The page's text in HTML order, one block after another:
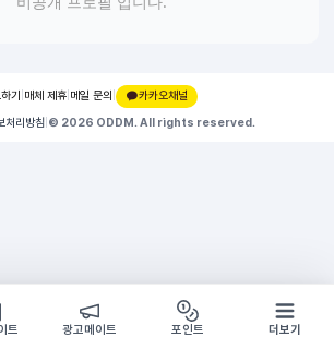
기 매체 제휴 메일 문의 |
카카오채널
처리방침 © 2026 ODDM. All rights reserved.
쇼핑몰 구경하기
방문시 1G
트 광고메이트 포인트 더보기